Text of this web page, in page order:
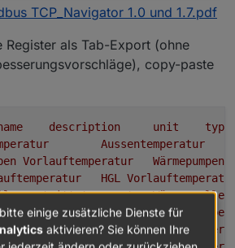
TCP_Navigator 1.0 und 1.7.pdf
Register als Tab-Export (ohne
copy-paste
description unit
type
Aussentemperatur
Vorlauftemperatur Wärmepumpen
HGL
Rücklauftemperatur / Wärme-
einige zusätzliche Dienste für
aktivieren? Sie können Ihre